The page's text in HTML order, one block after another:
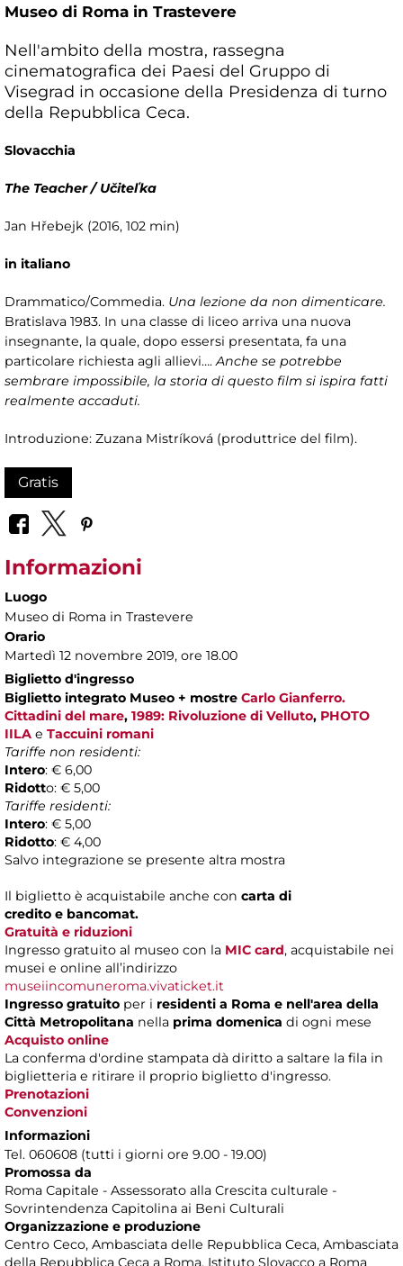
Museo di Roma in Trastevere
Nell'ambito della mostra, rassegna
cinematografica dei Paesi del Gruppo di
Visegrad in occasione della Presidenza di turno
della Repubblica Ceca.
Slovacchia
The Teacher / Učiteľka
Jan Hřebejk (2016, 102 min)
in italiano
Drammatico/Commedia. Una lezione da non dimenticare.
Bratislava 1983. In una classe di liceo arriva una nuova
insegnante, la quale, dopo essersi presentata, fa una
particolare richiesta agli allievi….Anche se potrebbe
sembrare impossibile, la storia di questo film si ispira fatti
realmente accaduti.
Introduzione: Zuzana Mistríková (produttrice del film).
Gratis
Informazioni
Luogo
Museo di Roma in Trastevere
Orario
Martedì 12 novembre 2019, ore 18.00
Biglietto d'ingresso
Biglietto integrato Museo + mostre Carlo Gianferro.
Cittadini del mare, 1989: Rivoluzione di Velluto, PHOTO
IILA e Taccuini romani
Tariffe non residenti:
Intero: € 6,00
Ridotto: € 5,00
Tariffe residenti:
Intero: € 5,00
Ridotto: € 4,00
Salvo integrazione se presente altra mostra
Il biglietto è acquistabile anche con carta di
credito e bancomat.
Gratuità e riduzioni
Ingresso gratuito al museo con la MIC card, acquistabile nei
musei e online all’indirizzo
museiincomuneroma.vivaticket.it
Ingresso gratuito per i residenti a Roma e nell'area della
Città Metropolitana nella prima domenica di ogni mese
Acquisto online
La conferma d'ordine stampata dà diritto a saltare la fila in
biglietteria e ritirare il proprio biglietto d'ingresso.
Prenotazioni
Convenzioni
Informazioni
Tel. 060608 (tutti i giorni ore 9.00 - 19.00)
Promossa da
Roma Capitale - Assessorato alla Crescita culturale -
Sovrintendenza Capitolina ai Beni Culturali
Organizzazione e produzione
Centro Ceco, Ambasciata delle Repubblica Ceca, Ambasciata
della Repubblica Ceca a Roma, Istituto Slovacco a Roma